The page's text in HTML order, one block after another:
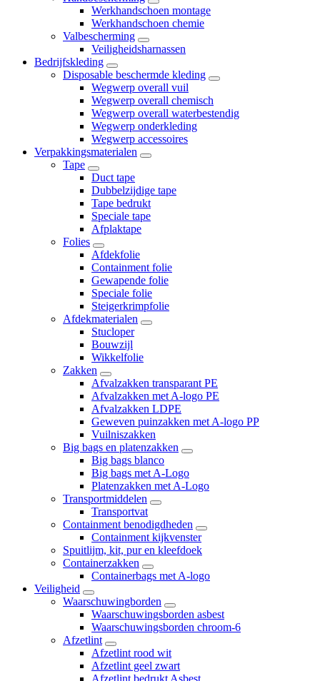
Werkhandschoen montage
Werkhandschoen chemie
Valbescherming
Veiligheidsharnassen
Bedrijfskleding
Disposable beschermde kleding
Wegwerp overall vuil
Wegwerp overall chemisch
Wegwerp overall waterbestendig
Wegwerp onderkleding
Wegwerp accessoires
Verpakkingsmaterialen
Tape
Duct tape
Dubbelzijdige tape
Tape bedrukt
Speciale tape
Afplaktape
Folies
Afdekfolie
Containment folie
Gewapende folie
Speciale folie
Steigerkrimpfolie
Afdekmaterialen
Stucloper
Bouwzijl
Wikkelfolie
Zakken
Afvalzakken transparant PE
Afvalzakken met A-logo PE
Afvalzakken LDPE
Geweven puinzakken met A-logo PP
Vuilniszakken
Big bags en platenzakken
Big bags blanco
Big bags met A-Logo
Platenzakken met A-Logo
Transportmiddelen
Transportvat
Containment benodigdheden
Containment kijkvenster
Spuitlijm, kit, pur en kleefdoek
Containerzakken
Containerbags met A-logo
Veiligheid
Waarschuwingborden
Waarschuwingsborden asbest
Waarschuwingsborden chroom-6
Afzetlint
Afzetlint rood wit
Afzetlint geel zwart
Afzetlint bedrukt Asbest